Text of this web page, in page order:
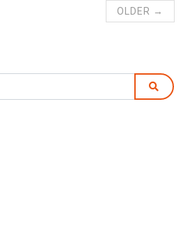
OLDER →